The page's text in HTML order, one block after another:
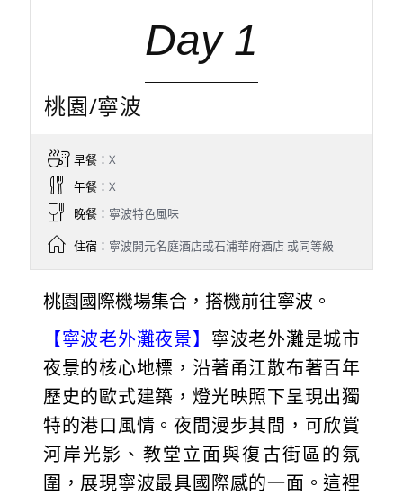
Day 1
桃園/寧波
早餐：X
午餐：X
晚餐：寧波特色風味
住宿：寧波開元名庭酒店或石浦華府酒店 或同等級
桃園國際機場集合，搭機前往寧波。
【寧波老外灘夜景】 寧波老外灘是城市
夜景的核心地標，沿著甬江散布著百年
歷史的歐式建築，燈光映照下呈現出獨
特的港口風情。夜間漫步其間，可欣賞
河岸光影、教堂立面與復古街區的氛
圍，展現寧波最具國際感的一面。這裡